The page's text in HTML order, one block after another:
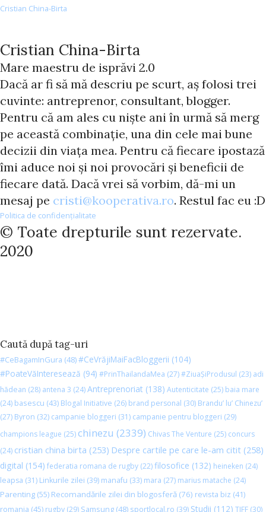
Cristian China-Birta
Cristian China-Birta
Mare maestru de isprăvi 2.0
Dacă ar fi să mă descriu pe scurt, aș folosi trei
cuvinte: antreprenor, consultant, blogger.
Pentru că am ales cu niște ani în urmă să merg
pe această combinație, una din cele mai bune
decizii din viața mea. Pentru că fiecare ipostază
îmi aduce noi și noi provocări și beneficii de
fiecare dată. Dacă vrei să vorbim, dă-mi un
mesaj pe cristi@kooperativa.ro. Restul fac eu :D
Politica de confidențialitate
© Toate drepturile sunt rezervate.
2020
Caută după tag-uri
#CeBagamInGura (48)#CeVrăjiMaiFacBloggerii (104)
#PoateVăInteresează (94) #PrinThailandaMea (27)#ZiuaȘiProdusul (23) adi
hădean (28) antena 3 (24)Antreprenoriat (138) Autenticitate (25) baia mare
(24) basescu (43) Blogal Initiative (26) brand personal (30) Brandu’ lu’ Chinezu’
(27) Byron (32) campanie bloggeri (31) campanie pentru bloggeri (29)
champions league (25)chinezu (2339) Chivas The Venture (25) concurs
(24) cristian china birta (253) Despre cartile pe care le-am citit (258)
digital (154) federatia romana de rugby (22)filosofice (132) heineken (24)
leapsa (31) Linkurile zilei (39) manafu (33) mara (27) marius matache (24)
Parenting (55) Recomandările zilei din blogosferă (76) revista biz (41)
romania (45) rugby (29) Samsung (48) sportlocal.ro (39) Studii (112) TIFF (30)